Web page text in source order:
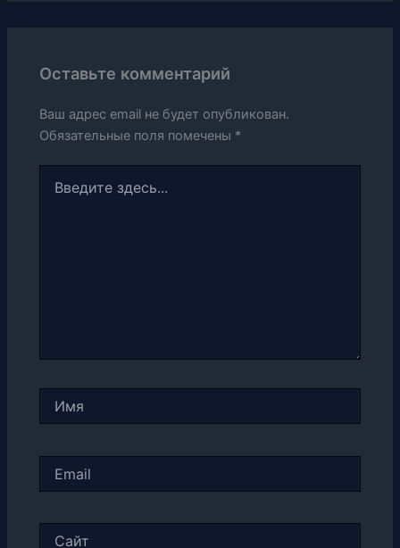
Оставьте комментарий
Ваш адрес email не будет опубликован.
Обязательные поля помечены *
здесь...